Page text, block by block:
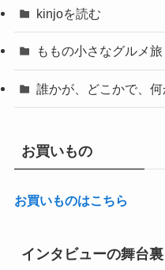
kinjoを読む
ももの小さなグルメ旅
誰かが、どこかで、
お買いもの
お買いものはこちら
インタビューの舞台裏